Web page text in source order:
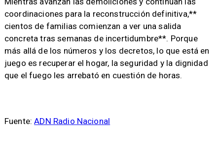
coordinaciones para la reconstrucción definitiva,**
cientos de familias comienzan a ver una salida
concreta tras semanas de incertidumbre**. Porque
más allá de los números y los decretos, lo que está en
juego es recuperar el hogar, la seguridad y la dignidad
que el fuego les arrebató en cuestión de horas.
Fuente:ADN Radio Nacional